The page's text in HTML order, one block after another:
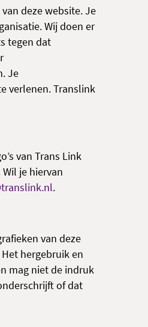
deze website. Je
Wij doen er
tegen dat
Je
verlenen. Translink
van Trans Link
Wil je hiervan
.
van deze
hergebruik en
mag niet de indruk
of dat